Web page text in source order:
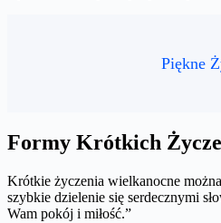
Piękne
Formy Krótkich
Krótkie życzenia wielkanocne
szybkie dzielenie się serdecznymi
Wam pokój i miłość.”